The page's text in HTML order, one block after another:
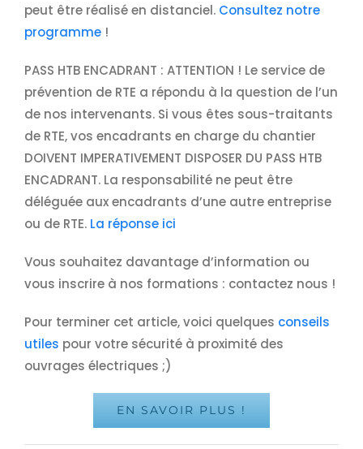
peut être réalisé en distanciel. Consultez notre
programme!
PASS HTB ENCADRANT : ATTENTION ! Le service de
prévention de RTE a répondu à la question de l’un
de nos intervenants. Si vous êtes sous-traitants
de RTE, vos encadrants en charge du chantier
DOIVENT IMPERATIVEMENT DISPOSER DU PASS HTB
ENCADRANT. La responsabilité ne peut être
déléguée aux encadrants d’une autre entreprise
ou de RTE. La réponse ici
Vous souhaitez davantage d’information ou
vous inscrire à nos formations : contactez nous !
Pour terminer cet article, voici quelques conseils
utiles pour votre sécurité à proximité des
ouvrages électriques ;)
EN SAVOIR PLUS !